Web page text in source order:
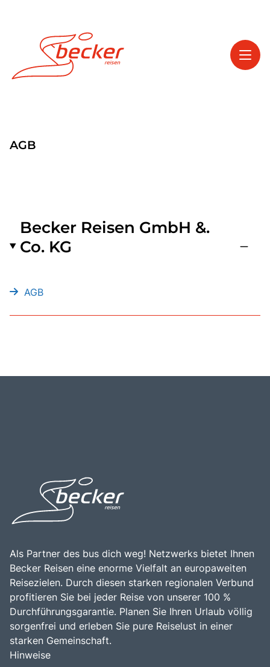
Service
Start
Tagesfahrten
Katalog anfordern
Gutscheine
AGB
Becker Reisen GmbH &.
Co. KG
AGB
Als Partner des bus dich weg! Netzwerks bietet Ihnen
Becker Reisen eine enorme Vielfalt an europaweiten
Reisezielen. Durch diesen starken regionalen Verbund
profitieren Sie bei jeder Reise von unserer 100 %
Durchführungsgarantie. Planen Sie Ihren Urlaub völlig
sorgenfrei und erleben Sie pure Reiselust in einer
starken Gemeinschaft.
Hinweise